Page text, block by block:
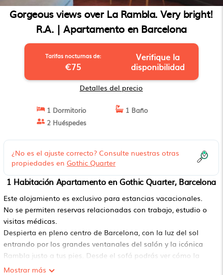
Gorgeous views over La Rambla. Very bright!
R.A. | Apartamento en Barcelona
Tarifas nocturnas de:
€75
Verifique la
disponibilidad
Detalles del precio
1 Dormitorio
1 Baño
2 Huéspedes
¿No es el ajuste correcto? Consulte nuestras otras
propiedades en Gothic Quarter
1 Habitación Apartamento en Gothic Quarter, Barcelona
Este alojamiento es exclusivo para estancias vacacionales.
No se permiten reservas relacionadas con trabajo, estudio o
visitas médicas.
Despierta en pleno centro de Barcelona, con la luz del sol
entrando por los grandes ventanales del salón y la icónica
Rambla justo a tus pies. Desde el sofá podrás ver cómo la
vida transcurre en este animado boulevard… y en cuanto
Mostrar más